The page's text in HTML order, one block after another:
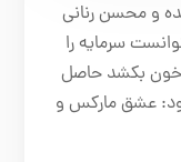
روز ترجمه شده و محسن رنانی
سرمایه را
و خون بکشد حاصل
عشق مارکس و